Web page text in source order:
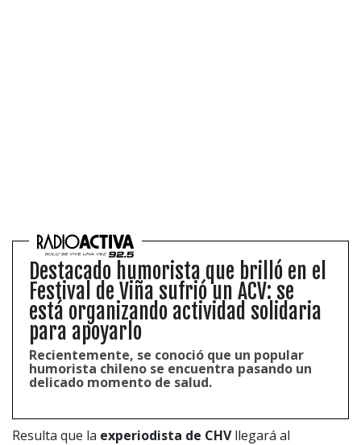
Destacado humorista que brilló en el
Festival de Viña sufrió un ACV: se
está organizando actividad solidaria
para apoyarlo
Recientemente, se conoció que un popular
humorista chileno se encuentra pasando un
delicado momento de salud.
Resulta que la experiodista de CHVllegará al